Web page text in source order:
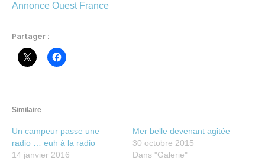
Annonce Ouest France
Partager :
Similaire
Un campeur passe une
radio … euh à la radio
14 janvier 2016
Mer belle devenant agitée
30 octobre 2015
Dans "Galerie"